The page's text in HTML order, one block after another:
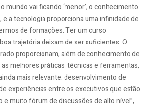
mundo vai ficando ‘menor’, o conhecimento
e a tecnologia proporciona uma infinidade de
de formações. Ter um curso
trajetória deixam de ser suficientes. O
proporcionam, além de conhecimento de
melhores práticas, técnicas e ferramentas,
mais relevante: desenvolvimento de
experiências entre os executivos que estão
e muito fórum de discussões de alto nível”,